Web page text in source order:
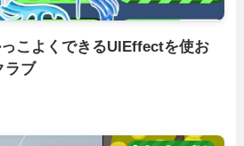
こよくできるUIEffectを使お
ラブ